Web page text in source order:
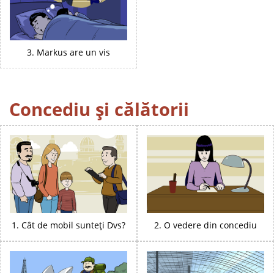
3. Markus are un vis
Concediu și călătorii
1. Cât de mobil sunteți Dvs? 2. O vedere din concediu